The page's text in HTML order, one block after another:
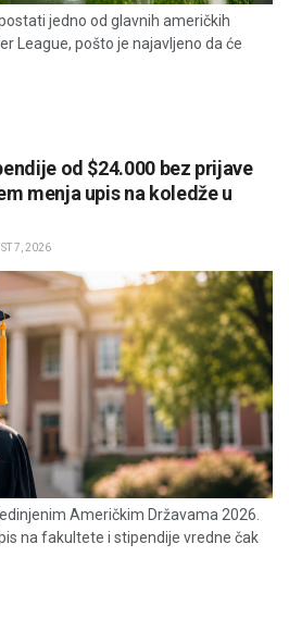
jedno od glavnih američkih
League, pošto je najavljeno da će
od $24.000 bez prijave
menja upis na koledže u
7, 2026
Američkim Državama 2026.
na fakultete i stipendije vredne čak